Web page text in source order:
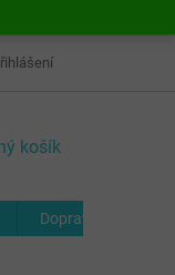
SMLOUVY
košík
Doprava a platba